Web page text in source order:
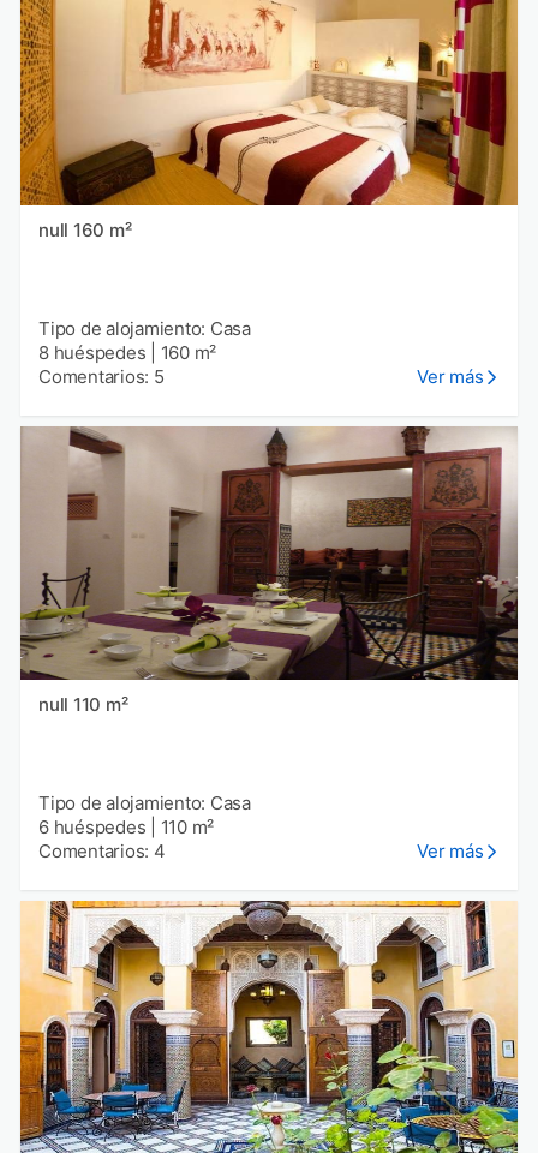
null 160 m²
Tipo de alojamiento: Casa
8 huéspedes
160 m²
Comentarios: 5
Ver más
null 110 m²
Tipo de alojamiento: Casa
6 huéspedes
110 m²
Comentarios: 4
Ver más